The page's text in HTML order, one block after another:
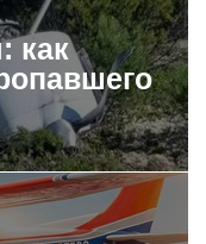
как